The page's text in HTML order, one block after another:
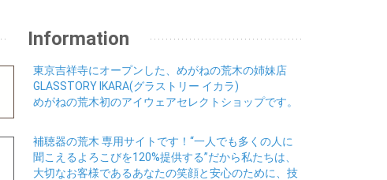
Information
東京吉祥寺にオープンした、めがねの荒木の姉妹店
GLASSTORY IKARA(グラストリー イカラ)
めがねの荒木初のアイウェアセレクトショップです。
補聴器の荒木 専用サイトです！“一人でも多くの人に
聞こえるよろこびを120%提供する”だから私たちは、
大切なお客様であるあなたの笑顔と安心のために、技